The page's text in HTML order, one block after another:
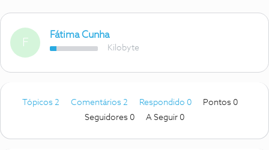
F
Fátima Cunha
Kilobyte
Tópicos 2 Comentários 2 Respondido 0
Pontos 0
Seguidores 0 A Seguir 0